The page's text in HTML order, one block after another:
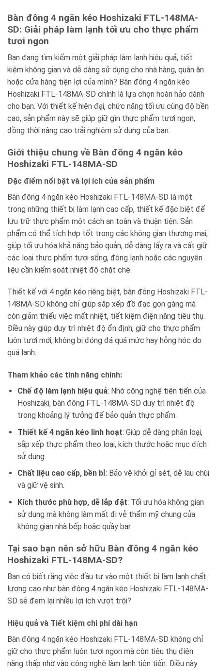
Bàn đông 4 ngăn kéo Hoshizaki FTL-148MA-
SD: Giải pháp làm lạnh tối ưu cho thực phẩm
tươi ngon
Bạn đang tìm kiếm một giải pháp làm lạnh hiệu quả, tiết
kiệm không gian và dễ dàng sử dụng cho nhà hàng, quán ăn
hoặc cửa hàng tiện lợi của mình? Bàn đông 4 ngăn kéo
Hoshizaki FTL-148MA-SD chính là lựa chọn hoàn hảo dành
cho bạn. Với thiết kế hiện đại, chức năng tối ưu cùng độ bền
cao, sản phẩm này sẽ giúp giữ gìn thực phẩm tươi ngon,
đồng thời nâng cao trải nghiệm sử dụng của bạn.
Giới thiệu chung về Bàn đông 4 ngăn kéo
Hoshizaki FTL-148MA-SD
Đặc điểm nổi bật và lợi ích của sản phẩm
Bàn đông 4 ngăn kéo Hoshizaki FTL-148MA-SD là một
trong những thiết bị làm lạnh cao cấp, thiết kế đặc biệt để
lưu trữ thực phẩm một cách an toàn và thuận tiện. Sản
phẩm có thể tích hợp tốt trong các không gian thương mại,
giúp tối ưu hóa khả năng bảo quản, dễ dàng lấy ra và cất giữ
các loại thực phẩm tươi sống, đông lạnh hoặc các nguyên
liệu cần kiểm soát nhiệt độ chặt chẽ.
Thiết kế với 4 ngăn kéo riêng biệt, bàn đông Hoshizaki FTL-
148MA-SD không chỉ giúp sắp xếp đồ đạc gọn gàng mà
còn giảm thiểu việc mất nhiệt, tiết kiệm điện năng tiêu thụ.
Điều này giúp duy trì nhiệt độ ổn định, giữ cho thực phẩm
luôn tươi mới, không bị đóng đá quá mức hay hỏng hóc do
quá lạnh.
Tham khảo các tính năng chính:
Chế độ làm lạnh hiệu quả: Nhờ công nghệ tiên tiến của
Hoshizaki, bàn đông FTL-148MA-SD duy trì nhiệt độ
trong khoảng lý tưởng để bảo quản thực phẩm.
Thiết kế 4 ngăn kéo linh hoạt: Giúp dễ dàng phân loại,
sắp xếp thực phẩm theo loại, kích thước hoặc mục đích
sử dụng.
Chất liệu cao cấp, bền bỉ: Bảo vệ khỏi gỉ sét, dễ lau chùi
và giữ vệ sinh.
Kích thước phù hợp, dễ lắp đặt: Tối ưu hóa không gian
sử dụng mà không làm mất đi vẻ thẩm mỹ chung của
không gian nhà bếp hoặc quầy bar.
Tại sao bạn nên sở hữu Bàn đông 4 ngăn kéo
Hoshizaki FTL-148MA-SD?
Bạn có biết rằng việc đầu tư vào một thiết bị làm lạnh chất
lượng cao như bàn đông 4 ngăn kéo Hoshizaki FTL-148MA-
SD sẽ đem lại nhiều lợi ích vượt trội?
Hiệu quả và Tiết kiệm chi phí dài hạn
Bàn đông 4 ngăn kéo Hoshizaki FTL-148MA-SD không chỉ
giữ cho thực phẩm luôn tươi ngon mà còn tiêu thụ điện
năng thấp nhờ vào công nghệ làm lạnh tiên tiến. Điều này